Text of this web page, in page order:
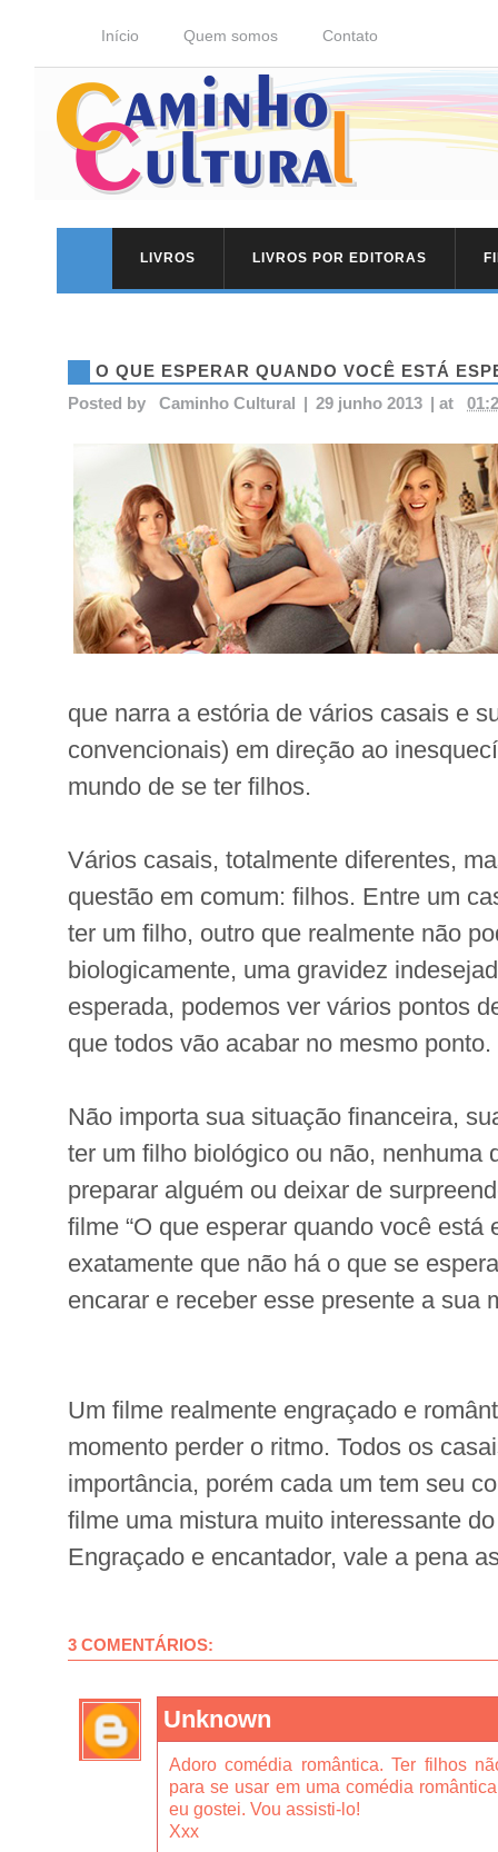
Início Quem somos Contato
LIVROS LIVROS POR EDITORAS
O QUE ESPERAR QUANDO VOCÊ ESTÁ
Posted by
Caminho Cultural | 29 junho 2013 | at
que narra a estória de vários casais e
convencionais) em direção ao
mundo de se ter filhos.
Vários casais, totalmente diferentes,
questão em comum: filhos. Entre um
ter um filho, outro que realmente não
biologicamente, uma gravidez
esperada, podemos ver vários pontos
que todos vão acabar no mesmo ponto.
Não importa sua situação financeira,
ter um filho biológico ou não, nenhuma
preparar alguém ou deixar de
filme “O que esperar quando você está
exatamente que não há o que se
encarar e receber esse presente a sua
Um filme realmente engraçado e
momento perder o ritmo. Todos os
importância, porém cada um tem seu
filme uma mistura muito interessante
Engraçado e encantador, vale a pena
3 COMENTÁRIOS:
Unknown
Adoro comédia romântica. Ter filhos
para se usar em uma comédia
eu gostei. Vou assisti-lo!
Xxx